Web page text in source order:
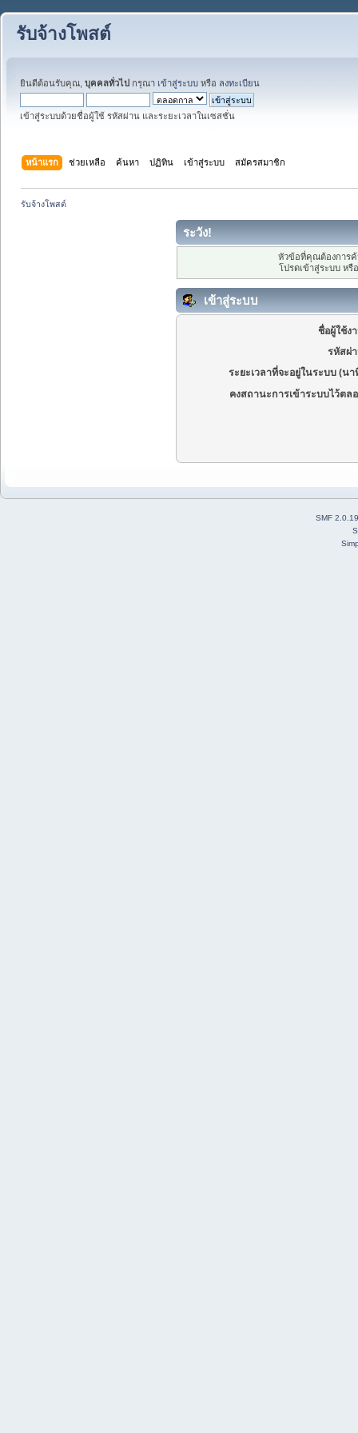
รับจ้างโพสต์
ยินดีต้อนรับคุณ, บุคคลทั่วไป กรุณา เข้าสู่ระบบ หรือ ลงทะเบียน
เข้าสู่ระบบด้วยชื่อผู้ใช้ รหัสผ่าน และระยะเวลาในเซสชั่น
หน้าแรก ช่วยเหลือ ค้นหา ปฏิทิน เข้าสู่ระบบ สมัครสมาชิก
รับจ้างโพสต์
ระวัง!
หัวข้อที่คุณต้องการ
โปรดเข้าสู่ระบบ หรื
เข้าสู่ระบบ
ชื่อผู้ใช้ง
รหัสผ่
ระยะเวลาที่จะอยู่ในระบบ (นา
คงสถานะการเข้าระบบไว้ตล
SMF 2.0.19